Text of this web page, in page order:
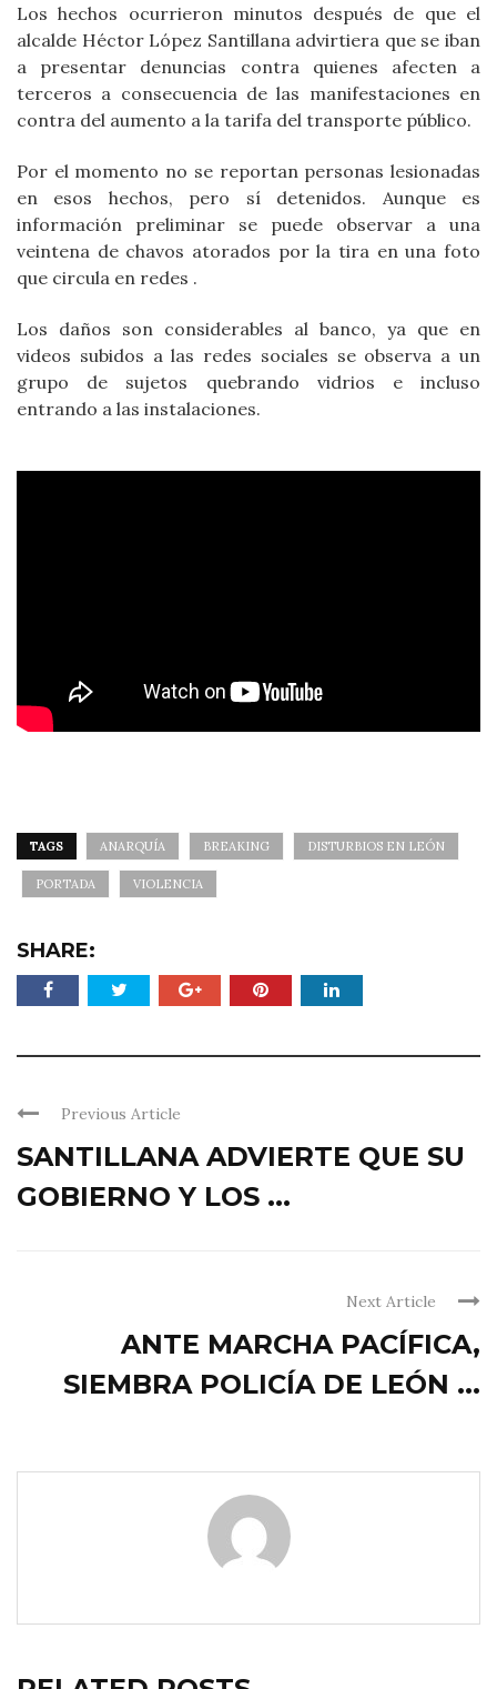
Los hechos ocurrieron minutos después de que el
alcalde Héctor López Santillana advirtiera que se iban
a presentar denuncias contra quienes afecten a
terceros a consecuencia de las manifestaciones en
contra del aumento a la tarifa del transporte público.
Por el momento no se reportan personas lesionadas
en esos hechos, pero sí detenidos. Aunque es
información preliminar se puede observar a una
veintena de chavos atorados por la tira en una foto
que circula en redes .
Los daños son considerables al banco, ya que en
videos subidos a las redes sociales se observa a un
grupo de sujetos quebrando vidrios e incluso
entrando a las instalaciones.
TAGS ANARQUÍA BREAKING DISTURBIOS EN LEÓN
PORTADA VIOLENCIA
SHARE:
Previous Article
SANTILLANA ADVIERTE QUE SU
GOBIERNO Y LOS ...
Next Article
ANTE MARCHA PACÍFICA,
SIEMBRA POLICÍA DE LEÓN ...